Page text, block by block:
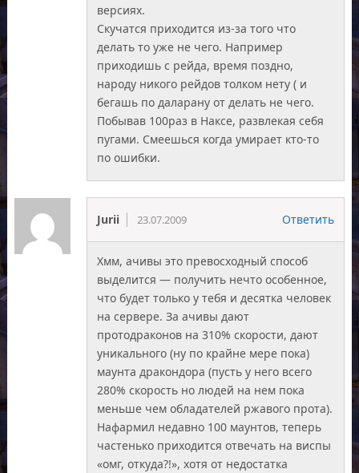
версиях.
Скучатся приходится из-за того что
делать то уже не чего. Например
приходишь с рейда, время поздно,
народу никого рейдов толком нету ( и
бегашь по даларану от делать не чего.
Побывав 100раз в Наксе, развлекая себя
пугами. Смеешься когда умирает кто-то
по ошибки.
Jurii 23.07.2009 Ответить
Хмм, ачивы это превосходный способ
выделится — получить нечто особенное,
что будет только у тебя и десятка человек
на сервере. За ачивы дают
протодраконов на 310% скорости, дают
уникального (ну по крайне мере пока)
маунта дракондора (пусть у него всего
280% скорость но людей на нем пока
меньше чем обладателей ржавого прота).
Нафармил недавно 100 маунтов, теперь
частенько приходится отвечать на виспы
«омг, откуда?!», хотя от недостатка